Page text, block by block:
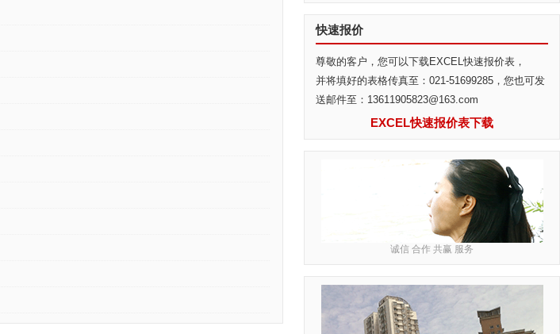
快速报价
尊敬的客户，您可以下载EXCEL快速报价表，
并将填好的表格传真至：021-51699285，您也可发
送邮件至：13611905823@163.com
EXCEL快速报价表下载
诚信 合作 共赢 服务